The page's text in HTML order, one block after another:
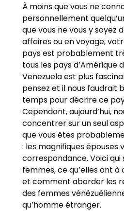
À moins que vous ne
personnellement
que vous ne vous y soyez
affaires ou en voyage,
pays est probablement
tous les pays d’Amérique
Venezuela est plus
pensez et il nous faudrait
temps pour décrire ce
Cependant, aujourd’hui,
concentrer sur un seul
que vous êtes
: les magnifiques épouses
correspondance. Voici
femmes, ce qu’elles ont
et comment aborder les
des femmes
qu’homme étranger.